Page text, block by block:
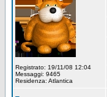
Registrato: 19/11/08 12:04
Messaggi: 9465
Residenza: Atlantica